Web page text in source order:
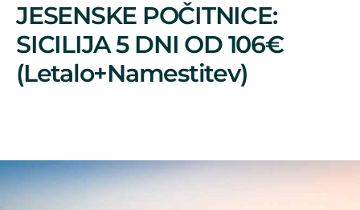
JESENSKE POČITNICE:
SICILIJA 5 DNI OD 106€
(letalo+namestitev)